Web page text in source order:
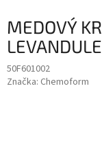
MEDOVÝ
LEVANDULE
50F601002
Značka: Chemoform